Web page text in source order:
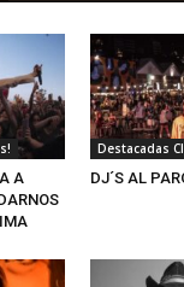
A
Destacadas
DJ´S AL